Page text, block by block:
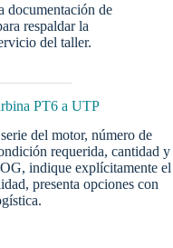
documentación de
respaldar la
del taller.
PT6 a UTP
del motor, número de
requerida, cantidad y
indique explícitamente el
presenta opciones con